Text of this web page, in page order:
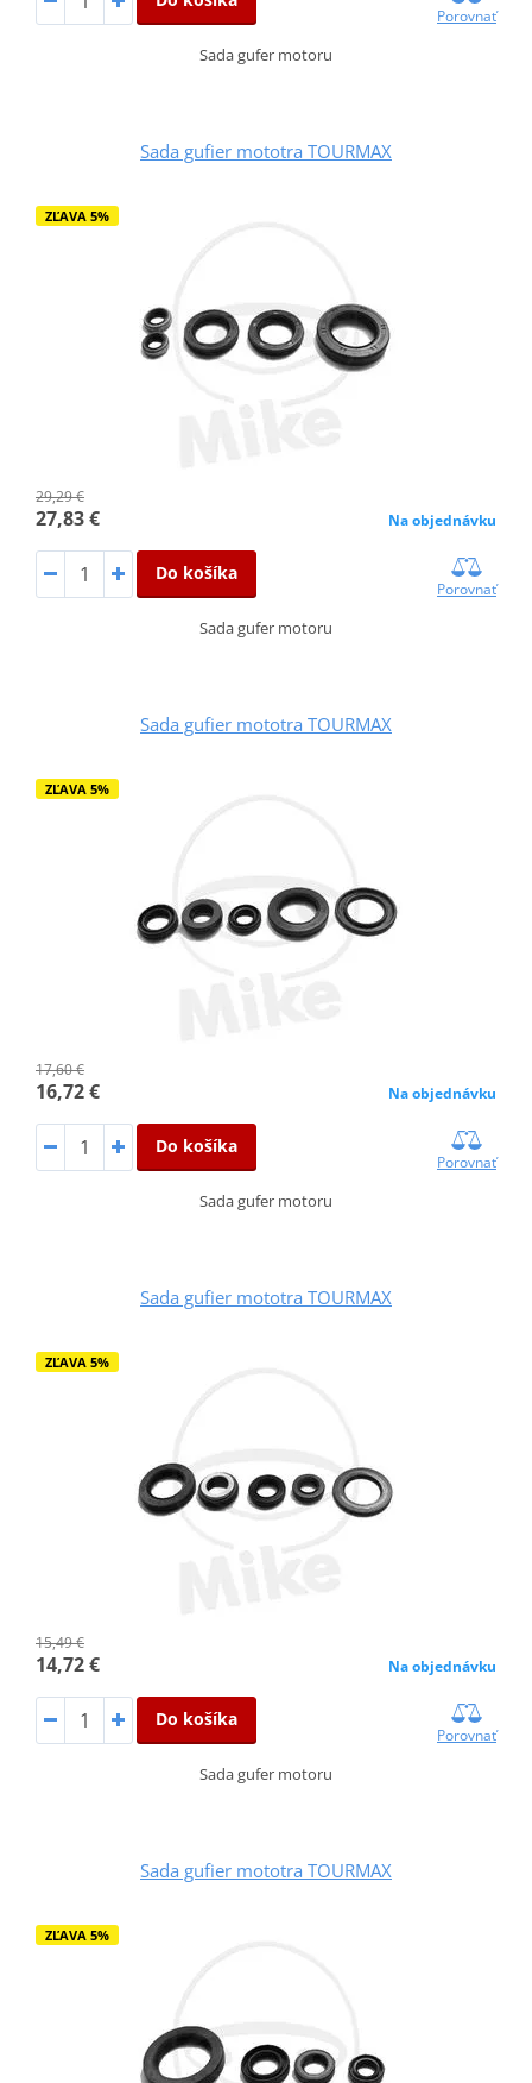
Porovnať
Sada gufer motoru
Sada gufier mototra TOURMAX
ZĽAVA 5%
29,29 €
27,83 € Na objednávku
Do košíka
Porovnať
Sada gufer motoru
Sada gufier mototra TOURMAX
ZĽAVA 5%
17,60 €
16,72 € Na objednávku
Do košíka
Porovnať
Sada gufer motoru
Sada gufier mototra TOURMAX
ZĽAVA 5%
15,49 €
14,72 € Na objednávku
Do košíka
Porovnať
Sada gufer motoru
Sada gufier mototra TOURMAX
ZĽAVA 5%